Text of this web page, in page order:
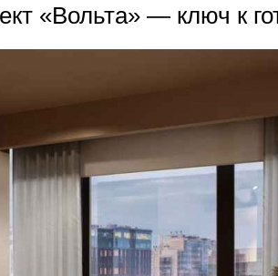
«Вольта» — ключ к